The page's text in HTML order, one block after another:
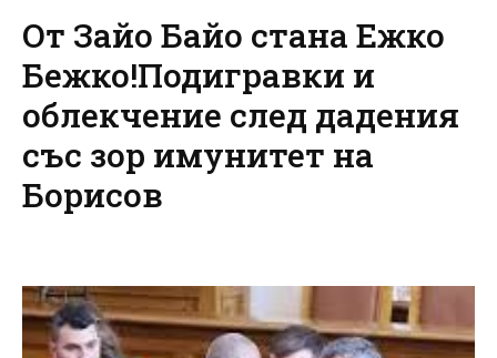
От Зайо Байо стана Ежко
Бежко!Подигравки и
облекчение след дадения
със зор имунитет на
Борисов